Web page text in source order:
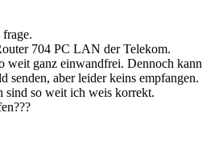
704 PC LAN der Telekom.
weit ganz einwandfrei. Dennoch kann
senden, aber leider keins empfangen.
sind so weit ich weis korrekt.